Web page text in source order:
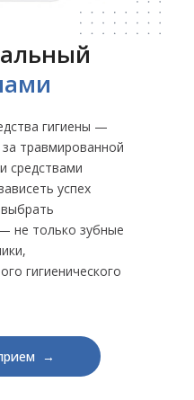
гигиены —
травмированной
средствами
успех
не только зубные
гигиенического
→